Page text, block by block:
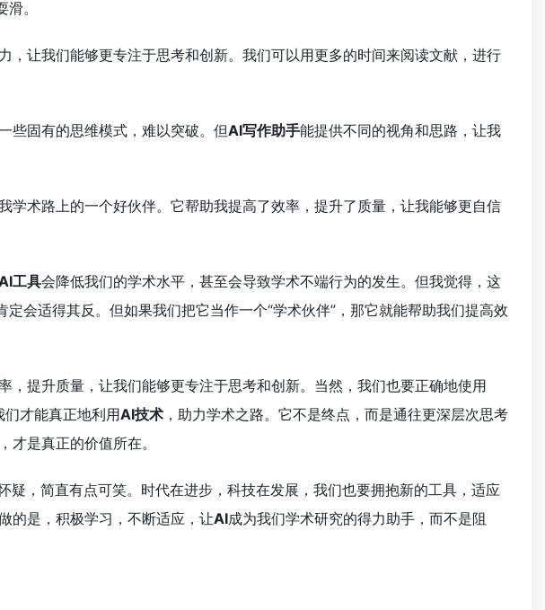
。
，让我们能够更专注于思考和创新。我们可以用更多的时间来阅读文献，进行
些固有的思维模式，难以突破。但AI写作助手能提供不同的视角和思路，让我
学术路上的一个好伙伴。它帮助我提高了效率，提升了质量，让我能够更自信
工具会降低我们的学术水平，甚至会导致学术不端行为的发生。但我觉得，这
会适得其反。但如果我们把它当作一个“学术伙伴”，那它就能帮助我们提高效
，提升质量，让我们能够更专注于思考和创新。当然，我们也要正确地使用
们才能真正地利用AI技术 ，助力学术之路。它不是终点，而是通往更深层次思考
是真正的价值所在。
，简直有点可笑。时代在进步，科技在发展，我们也要拥抱新的工具，适应
的是，积极学习，不断适应，让AI成为我们学术研究的得力助手，而不是阻